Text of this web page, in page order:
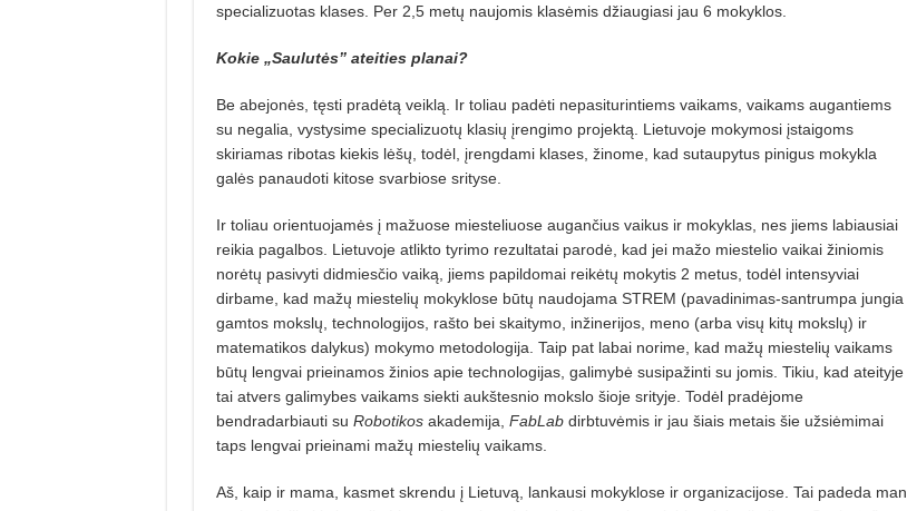
specializuotas klases. Per 2,5 metų naujomis klasėmis džiaugiasi jau 6 mokyklos.
Kokie „Saulutės” ateities planai?
Be abejonės, tęsti pradėtą veiklą. Ir toliau padėti nepasiturintiems vai­kams, vaikams augantiems
su nega­lia, vystysime specializuotų klasių įren­gimo projektą. Lietuvoje mokymosi įstaigoms
skiriamas ribotas kie­kis lėšų, todėl, įrengdami klases, ži­nome, kad sutaupytus pinigus mo­kyk­la
galės panaudoti kitose svarbio­se srityse.
Ir toliau orientuojamės į mažuose miesteliuose augančius vaikus ir mokyklas, nes jiems labiausiai
reikia pagalbos. Lietuvoje atlikto tyrimo re­zultatai parodė, kad jei mažo miestelio vaikai žiniomis
norėtų pasivyti didmiesčio vaiką, jiems papildomai reikėtų mokytis 2 metus, todėl intensyviai
dirbame, kad mažų miestelių mokyklose būtų naudojama STREM (pavadinimas-santrumpa jungia
gamtos mokslų, technologijos, rašto bei skaitymo, inžinerijos, meno (arba vi­sų kitų mokslų) ir
matematikos daly­kus) mokymo metodologija. Taip pat labai norime, kad mažų miestelių vai­kams
būtų lengvai prieinamos žinios apie technologijas, galimybė susipa­žinti su jomis. Tikiu, kad ateityje
tai atvers galimybes vaikams siekti aukš­tesnio mokslo šioje srityje. Todėl pradėjome
bendradarbiauti su Robo­ti­kosakademija, FabLabdirbtuvėmis ir jau šiais metais šie užsiėmimai
taps lengvai prieinami mažų mies­te­lių vaikams.
Aš, kaip ir mama, kasmet skrendu į Lietuvą, lankausi mokyklose ir organizacijose. Tai padeda man